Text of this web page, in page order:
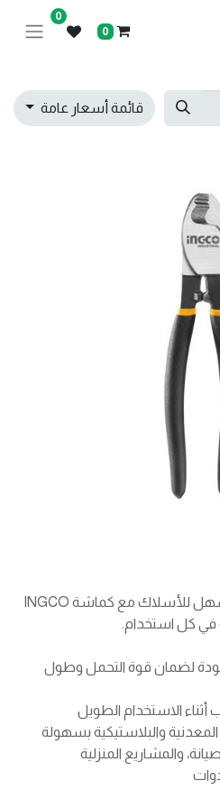
0
0
قائمة أسعار عامة
احصل على القطع الدقيق والسهل للأسلاك مع كماشة INGCO
في كل استخدام.
لضمان قوة التحمل وطول
الاستخدام الطويل
والبلاستيكية بسهولة
والمشاريع المنزلية